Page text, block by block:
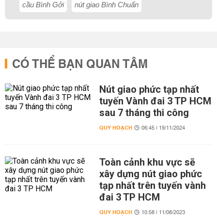
cầu Bình Gởi nút giao Bình Chuẩn
CÓ THỂ BẠN QUAN TÂM
Nút giao phức tạp nhất
tuyến Vành đai 3 TP HCM
sau 7 tháng thi công
QUY HOẠCH 06:45 | 19/11/2024
Toàn cảnh khu vực sẽ
xây dựng nút giao phức
tạp nhất trên tuyến vành
đai 3 TP HCM
QUY HOẠCH 10:58 | 11/08/2023